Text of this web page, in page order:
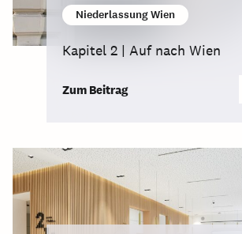
Niederlassung Wien
Kapitel 2 | Auf nach Wien
Zum Beitrag